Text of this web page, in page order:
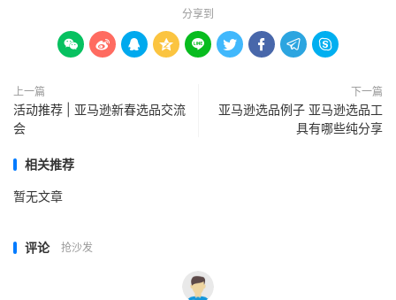
分享到
        
上一篇
活动推荐 | 亚马逊新春选品交流
会
下一篇
亚马逊选品例子 亚马逊选品工
具有哪些纯分享
相关推荐
暂无文章
评论 抢沙发